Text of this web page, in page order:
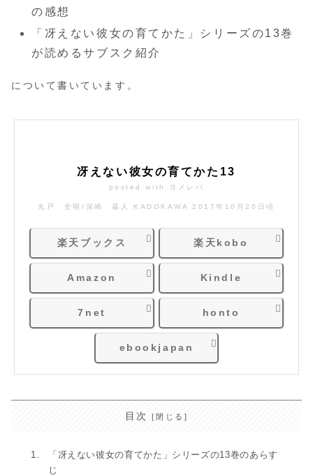
の感想
「冴えない彼女の育てかた」シリーズの13巻
が読めるサブスク紹介
について書いています。
冴えない彼女の育てかた13
posted with ヨメレバ
丸戸 史明/深崎 暮人 KADOKAWA 2017年10月20日頃
楽天ブックス 楽天kobo
Amazon Kindle
7net honto
ebookjapan
目次
「冴えない彼女の育てかた」シリーズの13巻のあらす
じ